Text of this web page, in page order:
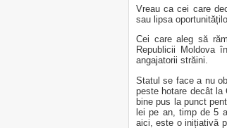
Vreau ca cei care
sau lipsa
Cei care aleg să
Republicii Moldova
angajatorii străini.
Statul se face a nu
peste hotare decât la
bine pus la punct
lei pe an, timp de 5
aici, este o inițiativă